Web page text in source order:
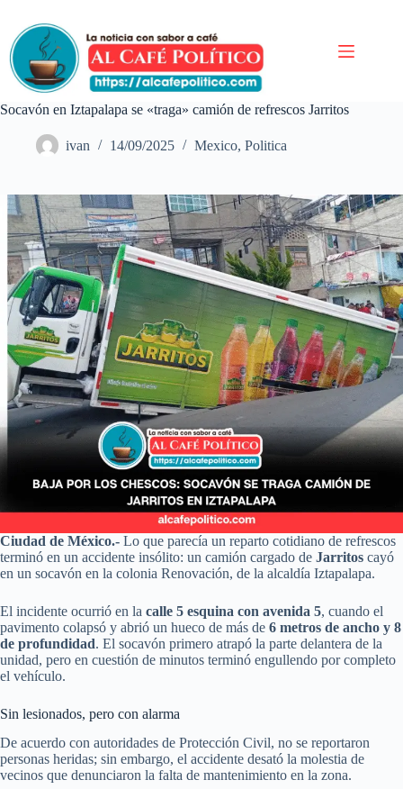
contenido
Socavón en Iztapalapa se «traga» camión de refrescos Jarritos
ivan 14/09/2025 Mexico, Politica
Ciudad de México.- Lo que parecía un reparto cotidiano de refrescos
terminó en un accidente insólito: un camión cargado de Jarritos cayó
en un socavón en la colonia Renovación, de la alcaldía Iztapalapa.
El incidente ocurrió en la calle 5 esquina con avenida 5, cuando el
pavimento colapsó y abrió un hueco de más de 6 metros de ancho y 8
de profundidad. El socavón primero atrapó la parte delantera de la
unidad, pero en cuestión de minutos terminó engullendo por completo
el vehículo.
Sin lesionados, pero con alarma
De acuerdo con autoridades de Protección Civil, no se reportaron
personas heridas; sin embargo, el accidente desató la molestia de
vecinos que denunciaron la falta de mantenimiento en la zona.